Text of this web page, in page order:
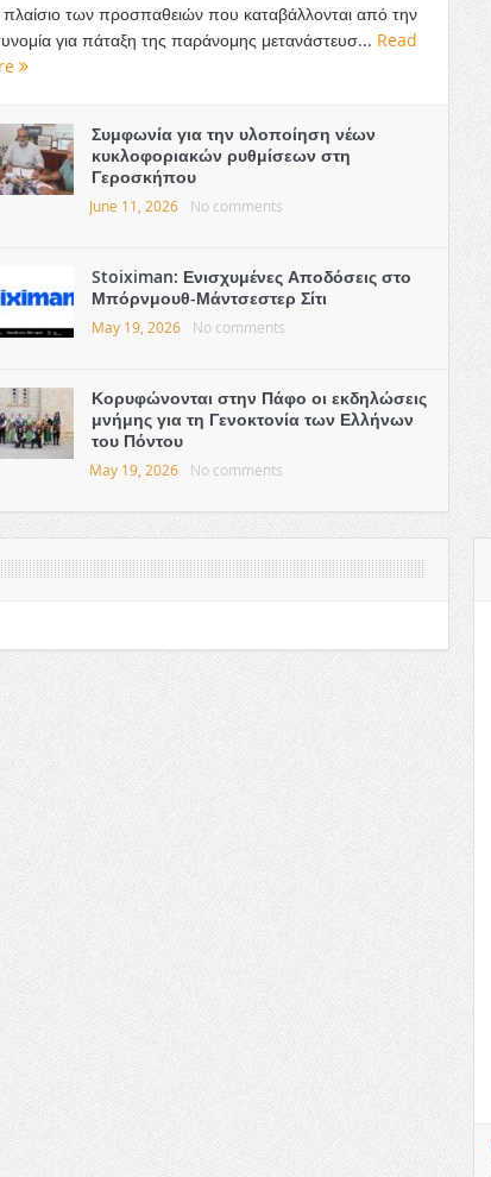
των προσπαθειών που καταβάλλονται από την
για πάταξη της παράνομης μετανάστευσ... Read
Συμφωνία για την υλοποίηση νέων
κυκλοφοριακών ρυθμίσεων στη
Γεροσκήπου
June 11, 2026 No comments
Stoiximan: Ενισχυμένες Αποδόσεις στο
Μπόρνμουθ-Μάντσεστερ Σίτι
May 19, 2026 No comments
Κορυφώνονται στην Πάφο οι εκδηλώσεις
μνήμης για τη Γενοκτονία των Ελλήνων
του Πόντου
May 19, 2026 No comments